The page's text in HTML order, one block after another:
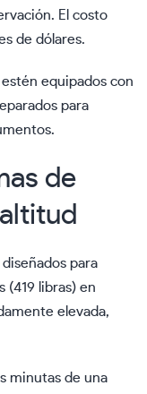
El costo
de dólares.
equipados con
para
de
para
(419 libras) en
elevada,
minutas de una